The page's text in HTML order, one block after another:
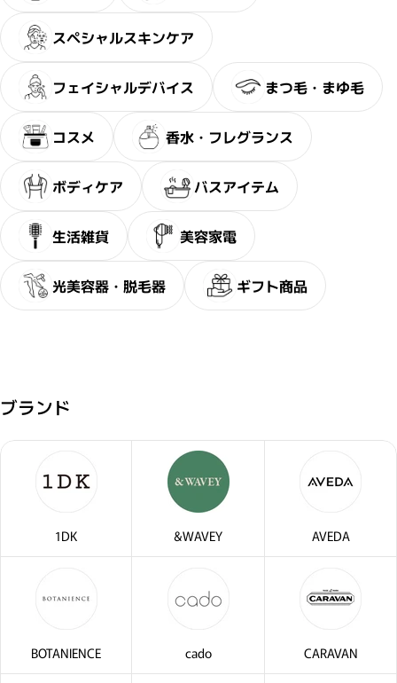
スペシャルスキンケア
フェイシャルデバイス まつ毛・まゆ毛
コスメ 香水・フレグランス
ボディケア バスアイテム
生活雑貨 美容家電
光美容器・脱毛器 ギフト商品
ブランド
1DK &WAVEY AVEDA
BOTANIENCE cado CARAVAN